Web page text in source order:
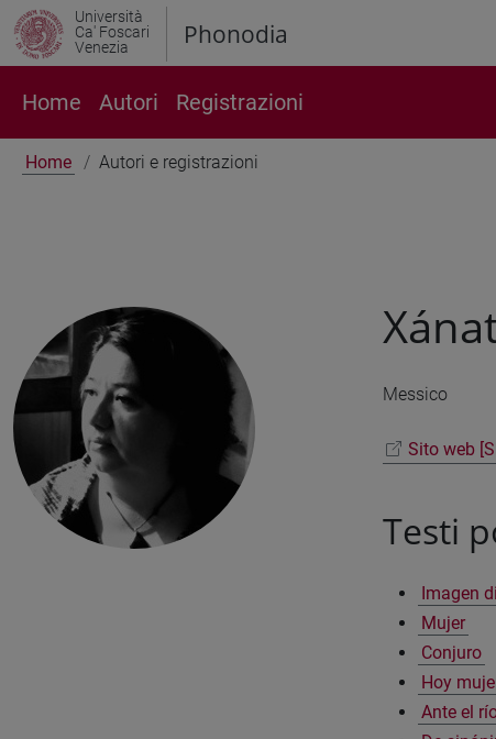
Università
Ca' Foscari
Venezia
Phonodia
Home Autori Registrazioni
Home Autori e registrazioni
Messico
Sito web
Testi
Imagen
Mujer
Conjuro
Hoy
Ante el